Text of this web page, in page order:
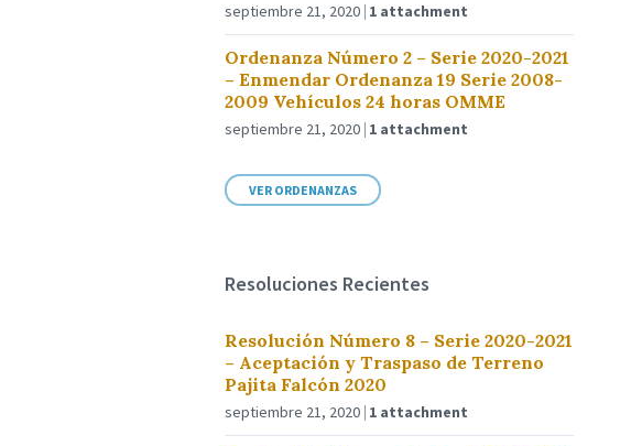
septiembre 21, 2020 1 attachment
Ordenanza Número 2 – Serie 2020-2021
– Enmendar Ordenanza 19 Serie 2008-
2009 Vehículos 24 horas OMME
septiembre 21, 2020 1 attachment
VER ORDENANZAS
Resoluciones Recientes
Resolución Número 8 – Serie 2020-2021
– Aceptación y Traspaso de Terreno
Pajita Falcón 2020
septiembre 21, 2020 1 attachment